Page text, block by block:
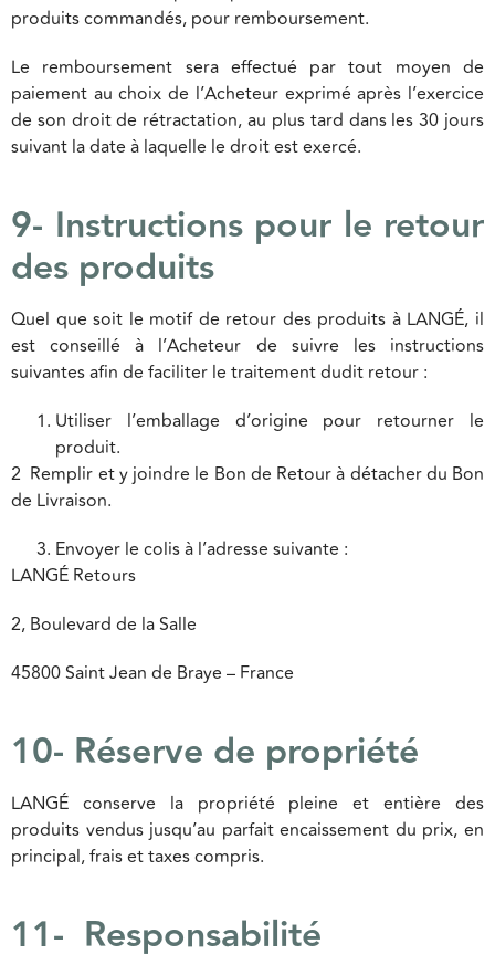
produits commandés, pour remboursement.
Le remboursement sera effectué par tout moyen de
paiement au choix de l’Acheteur exprimé après l’exercice
de son droit de rétractation, au plus tard dans les 30 jours
suivant la date à laquelle le droit est exercé.
9- Instructions pour le retour
des produits
Quel que soit le motif de retour des produits à LANGÉ, il
est conseillé à l’Acheteur de suivre les instructions
suivantes afin de faciliter le traitement dudit retour :
Utiliser l’emballage d’origine pour retourner le
produit.
2 Remplir et y joindre le Bon de Retour à détacher du Bon
de Livraison.
Envoyer le colis à l’adresse suivante :
LANGÉ Retours
2, Boulevard de la Salle
45800 Saint Jean de Braye – France
10- Réserve de propriété
LANGÉ conserve la propriété pleine et entière des
produits vendus jusqu’au parfait encaissement du prix, en
principal, frais et taxes compris.
11- Responsabilité